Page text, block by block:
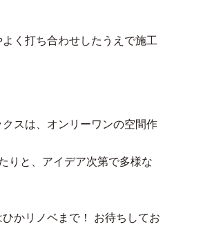
く打ち合わせしたうえで施工
スは、オンリーワンの空間作
りと、アイデア次第で多様な
かリノベまで！ お待ちしてお